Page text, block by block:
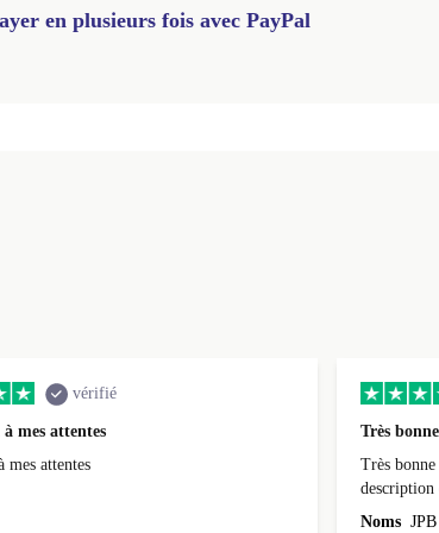
en plusieurs fois avec PayPal
vérifié
mes attentes
mes attentes
Très
Très
Noms JPB